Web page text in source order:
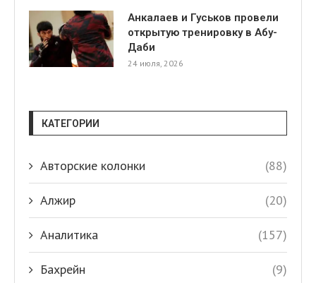
Анкалаев и Гуськов провели
открытую тренировку в Абу-
Даби
24 июля, 2026
КАТЕГОРИИ
Авторские колонки (88)
Алжир (20)
Аналитика (157)
Бахрейн (9)